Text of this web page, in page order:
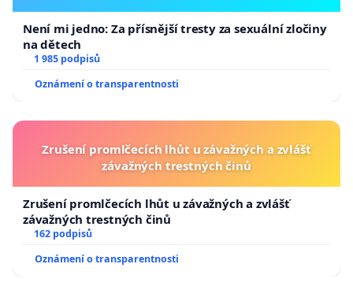
otevřeli k němu odbornou diskusi a zvážili
doplnění přílohy k nařízení vlády č. 590/2006 Sb. o
novou mimořádnou překážku v práci pro
neodkladné veterinární ošetření nebo vyšetření
Není mi jedno: Za přísnější tresty za sexuální zločiny
na dětech
1 985 podpisů
Oznámení o transparentnosti
Zrušení promlčecích lhůt u závažných a zvlášť
závažných trestných činů
Zrušení promlčecích lhůt u závažných a zvlášť
závažných trestných činů
162 podpisů
Oznámení o transparentnosti